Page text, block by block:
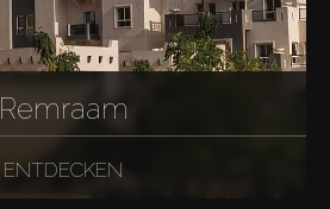
Remraam
ENTDECKEN